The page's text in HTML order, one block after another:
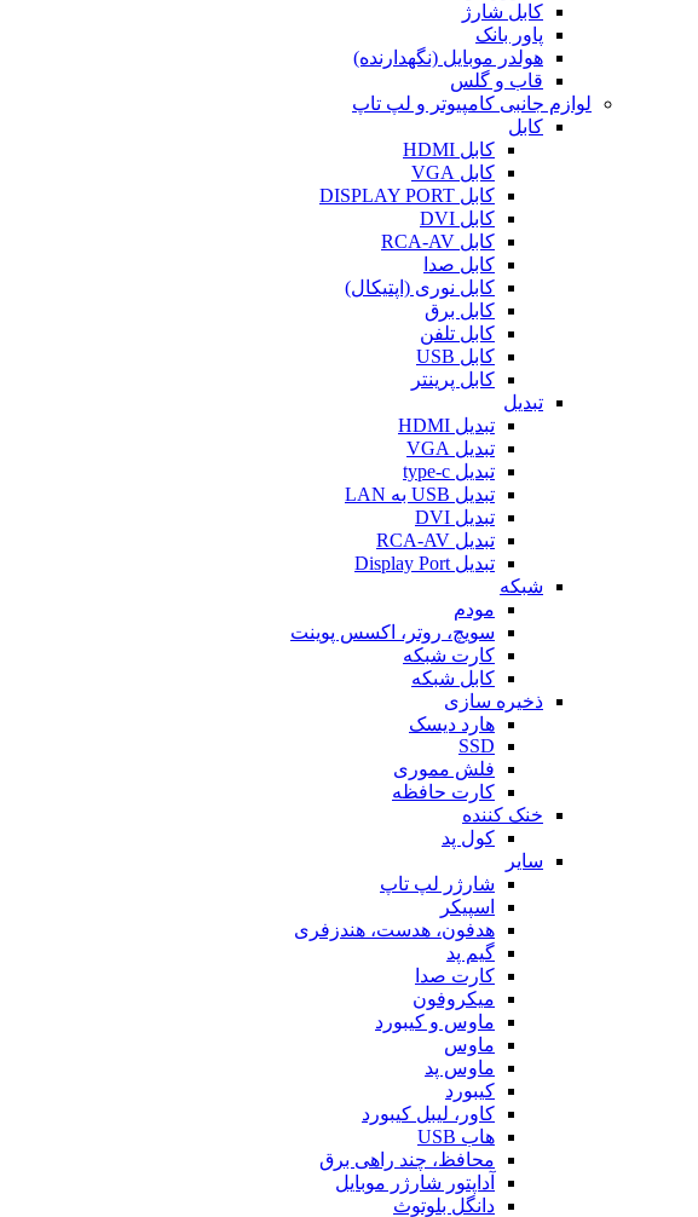
کابل شارژ
پاور بانک
هولدر موبایل (نگهدارنده)
قاب و گلس
لوازم جانبی کامپیوتر و لپ تاپ
کابل
کابل HDMI
کابل VGA
کابل DISPLAY PORT
کابل DVI
کابل RCA-AV
کابل صدا
کابل نوری (اپتیکال)
کابل برق
کابل تلفن
کابل USB
کابل پرینتر
تبدیل
تبدیل HDMI
تبدیل VGA
تبدیل type-c
تبدیل USB به LAN
تبدیل DVI
تبدیل RCA-AV
تبدیل Display Port
شبکه
مودم
سویچ، روتر، اکسس پوینت
کارت شبکه
کابل شبکه
ذخیره سازی
هارد دیسک
SSD
فلش مموری
کارت حافظه
خنک کننده
کول پد
سایر
شارژر لپ تاپ
اسپیکر
هدفون، هدست، هندزفری
گیم پد
کارت صدا
میکروفون
ماوس و کیبورد
ماوس
ماوس پد
کیبورد
کاور، لیبل کیبورد
هاب USB
محافظ، چند راهی برق
آداپتور شارژر موبایل
دانگل بلوتوث